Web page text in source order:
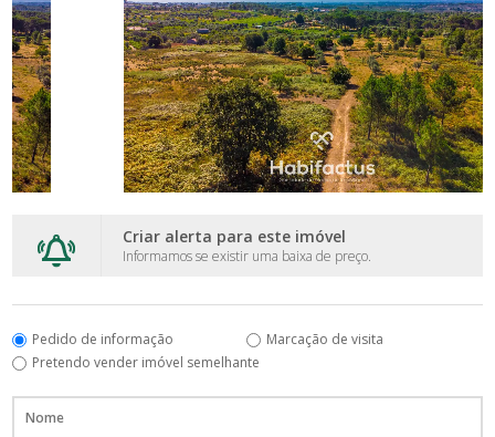
Criar alerta para este imóvel
Informamos se existir uma baixa de preço.
Pedido de informação
Marcação de visita
Pretendo vender imóvel semelhante